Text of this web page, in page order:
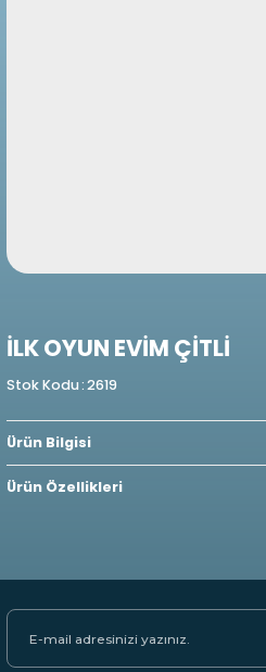
İLK OYUN EVİM ÇİTLİ
Stok Kodu:2619
Ürün Bilgisi
Ürün Özellikleri